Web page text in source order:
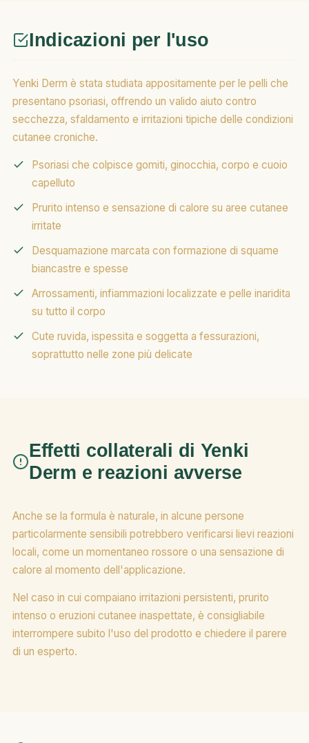
Indicazioni per l'uso
Yenki Derm è stata studiata appositamente per le pelli che
presentano psoriasi, offrendo un valido aiuto contro
secchezza, sfaldamento e irritazioni tipiche delle condizioni
cutanee croniche.
Psoriasi che colpisce gomiti, ginocchia, corpo e cuoio
capelluto
Prurito intenso e sensazione di calore su aree cutanee
irritate
Desquamazione marcata con formazione di squame
biancastre e spesse
Arrossamenti, infiammazioni localizzate e pelle inaridita
su tutto il corpo
Cute ruvida, ispessita e soggetta a fessurazioni,
soprattutto nelle zone più delicate
Effetti collaterali di Yenki
Derm e reazioni avverse
Anche se la formula è naturale, in alcune persone
particolarmente sensibili potrebbero verificarsi lievi reazioni
locali, come un momentaneo rossore o una sensazione di
calore al momento dell'applicazione.
Nel caso in cui compaiano irritazioni persistenti, prurito
intenso o eruzioni cutanee inaspettate, è consigliabile
interrompere subito l'uso del prodotto e chiedere il parere
di un esperto.